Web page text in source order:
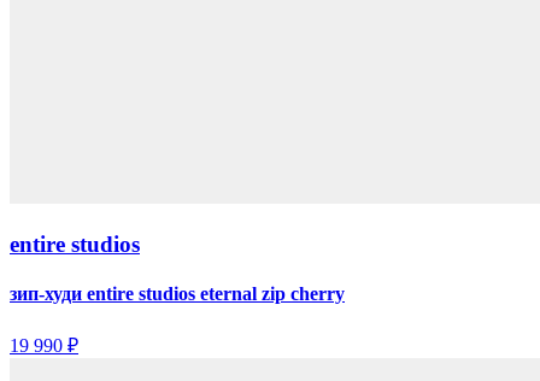
entire studios
зип-худи entire studios eternal zip cherry
19 990 ₽